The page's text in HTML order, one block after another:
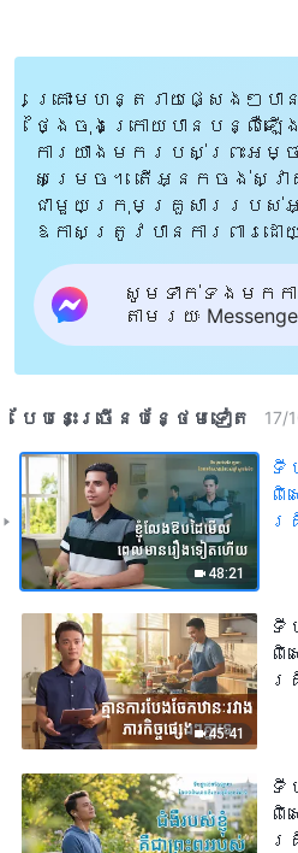
គ្រោះមហន្តរាយផ្សេងៗបា
ថ្ងៃចុងក្រោយបានបន្លឺឡើង
ការយាងមករបស់ព្រះអម្
សម្រេច។ តើអ្នកចង់ស្វ
ជាមួយក្រុមគ្រួសាររបស់
ឱកាសត្រូវបានការពារដោយ
សូមទាក់ទងមកក
តាមរយៈ
បែបនេះ​ច្រើនបន្ថែម​ទៀត​ 17/
48:21
ទី
ពិ
គ្
45:41
ទី
ពិ
គ្
ទី
ពិ
គ្